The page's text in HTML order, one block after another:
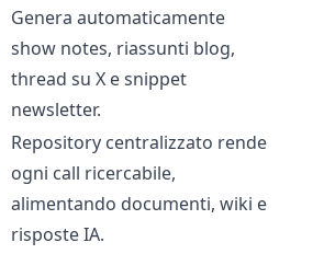
Genera automaticamente
show notes, riassunti blog,
thread su X e snippet
newsletter.
Repository centralizzato rende
ogni call ricercabile,
alimentando documenti, wiki e
risposte IA.